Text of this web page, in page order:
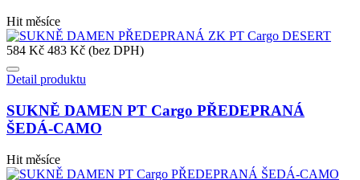
Hit měsíce
584 Kč 483 Kč (bez DPH)
Detail produktu
SUKNĚ DAMEN PT Cargo PŘEDEPRANÁ
ŠEDÁ-CAMO
Hit měsíce